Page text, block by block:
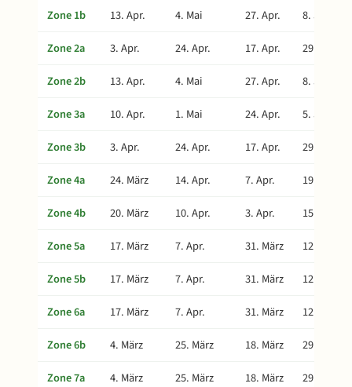
Zone 1b
13. Apr. 4. Mai 27. Apr.
8. Juni
Zone 2a
3. Apr. 24. Apr. 17. Apr.
29. Mai
Zone 2b
13. Apr. 4. Mai 27. Apr.
8. Juni
Zone 3a
10. Apr. 1. Mai 24. Apr.
5. Juni
Zone 3b
3. Apr. 24. Apr. 17. Apr.
29. Mai
Zone 4a
24. März 14. Apr. 7. Apr.
19. Mai
Zone 4b
20. März 10. Apr. 3. Apr.
15. Mai
Zone 5a
17. März 7. Apr. 31. März
12. Mai
Zone 5b
17. März 7. Apr. 31. März
12. Mai
Zone 6a
17. März 7. Apr. 31. März
12. Mai
Zone 6b
4. März 25. März 18. März
29. Apr.
Zone 7a
4. März 25. März 18. März
29. Apr.